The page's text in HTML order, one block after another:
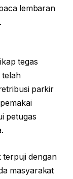
lembaran
tegas
telah
parkir
petugas
terpuji dengan
masyarakat